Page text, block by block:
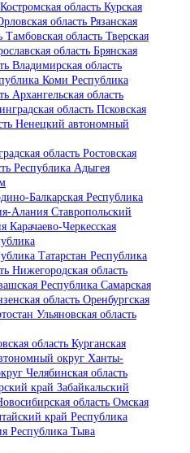
Костромская область Курская
область Рязанская
Тамбовская область Тверская
область Брянская
Владимирская область
Коми Республика
Архангельская область
область Псковская
Ненецкий автономный
область Ростовская
Республика Адыгея
Балкарская Республика
Алания Ставропольский
Карачаево-Черкесская
Татарстан Республика
Нижегородская область
Республика Самарская
область Оренбургская
Ульяновская область
область Курганская
округ Ханты-
Челябинская область
край Забайкальский
область Омская
край Республика
Республика Тыва